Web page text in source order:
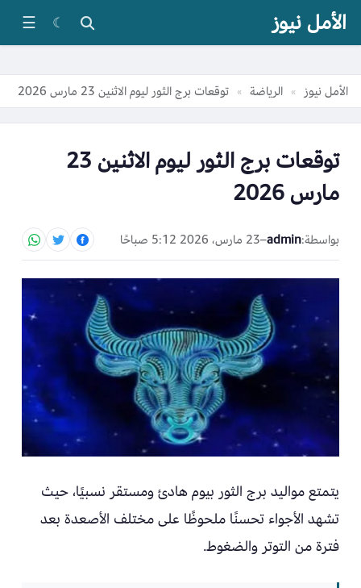
الأمل نيوز ☾
☰
الأمل نيوز » الرياضة » توقعات برج الثور ليوم الاثنين 23 مارس 2026
توقعات برج الثور ليوم الاثنين 23
مارس 2026
بواسطة:admin
–23 مارس، 2026 5:12 صباحًا
يتمتع مواليد برج الثور بيوم هادئ ومستقر نسبيًا، حيث
تشهد الأجواء تحسنًا ملحوظًا على مختلف الأصعدة بعد
فترة من التوتر والضغوط.